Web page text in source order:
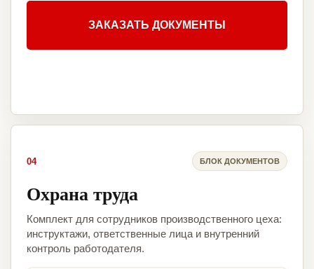
ЗАКАЗАТЬ ДОКУМЕНТЫ
04 БЛОК ДОКУМЕНТОВ
Охрана труда
Комплект для сотрудников производственного цеха:
инструктажи, ответственные лица и внутренний
контроль работодателя.